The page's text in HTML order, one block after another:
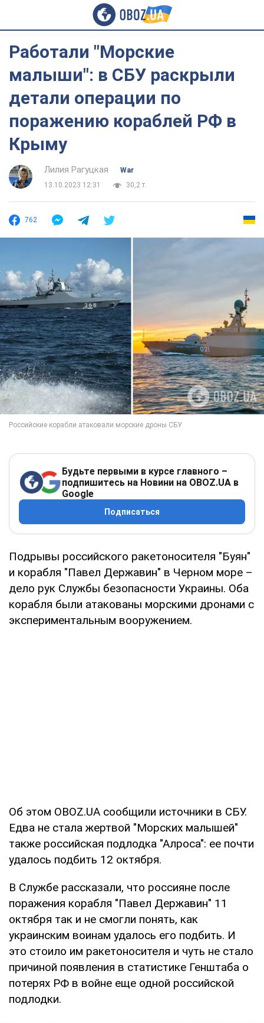
Работали "Морские
малыши": в СБУ раскрыли
детали операции по
поражению кораблей РФ в
Крыму
Лилия Рагуцкая
War
13.10.2023 12:31
30,2 т.
762
Будьте первыми в курсе главного –
подпишитесь на Новини на OBOZ.UA в
Google
Подписаться
Подрывы российского ракетоносителя "Буян"
и корабля "Павел Державин" в Черном море –
дело рук Службы безопасности Украины. Оба
корабля были атакованы морскими дронами с
экспериментальным вооружением.
Об этом OBOZ.UA сообщили источники в СБУ.
Едва не стала жертвой "Морских малышей"
также российская подлодка "Алроса": ее почти
удалось подбить 12 октября.
В Службе рассказали, что россияне после
поражения корабля "Павел Державин" 11
октября так и не смогли понять, как
украинским воинам удалось его подбить. И
это стоило им ракетоносителя и чуть не стало
причиной появления в статистике Генштаба о
потерях РФ в войне еще одной российской
подлодки.